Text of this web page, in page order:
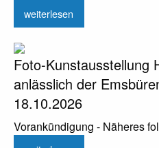
weiterlesen
Foto-Kunstausstellung
anlässlich der
18.10.2026
Vorankündigung - Näheres